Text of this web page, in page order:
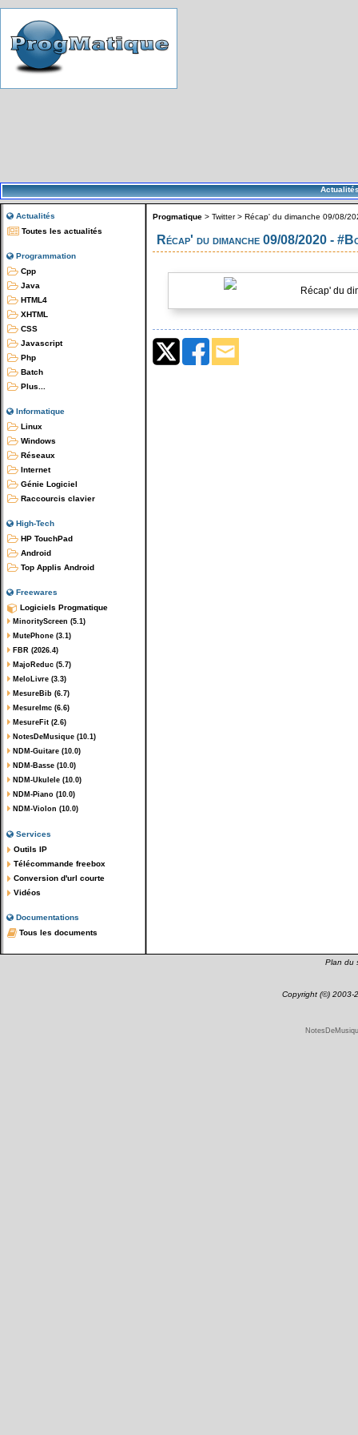
Actualités
Toutes les actualités
Programmation
Cpp
Java
HTML4
XHTML
CSS
Javascript
Php
Batch
Plus...
Informatique
Linux
Windows
Réseaux
Internet
Génie Logiciel
Raccourcis clavier
High-Tech
HP TouchPad
Android
Top Applis Android
Freewares
Logiciels Progmatique
MinorityScreen (5.1)
MutePhone (3.1)
FBR (2026.4)
MajoReduc (5.7)
MeloLivre (3.3)
MesureBib (6.7)
MesureImc (6.6)
MesureFit (2.6)
NotesDeMusique (10.1)
NDM-Guitare (10.0)
NDM-Basse (10.0)
NDM-Ukulele (10.0)
NDM-Piano (10.0)
NDM-Violon (10.0)
Services
Outils IP
Télécommande freebox
Conversion d'url courte
Vidéos
Documentations
Tous les documents
Progmatique > Twitter> Récap' du dimanche 09/08/
Récap' du dimanche 09/08/2020 -
Récap' du
Plan du
Copyright (©) 2003-